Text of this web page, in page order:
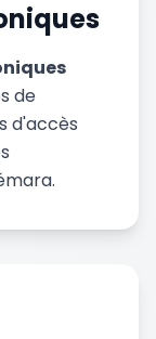
de
d'accès